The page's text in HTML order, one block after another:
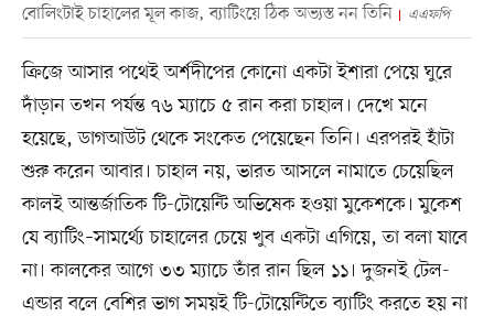
বোলিংটাই চাহালের মূল কাজ, ব্যাটিংয়ে ঠিক অভ্যস্ত নন তিনি এএফপি
ক্রিজে আসার পথেই অর্শদীপের কোনো একটা ইশারা পেয়ে ঘুরে
দাঁড়ান তখন পর্যন্ত ৭৬ ম্যাচে ৫ রান করা চাহাল। দেখে মনে
হয়েছে, ডাগআউট থেকে সংকেত পেয়েছেন তিনি। এরপরই হাঁটা
শুরু করেন আবার। চাহাল নয়, ভারত আসলে নামাতে চেয়েছিল
কালই আন্তর্জাতিক টি-টোয়েন্টি অভিষেক হওয়া মুকেশকে। মুকেশ
যে ব্যাটিং–সামর্থ্যে চাহালের চেয়ে খুব একটা এগিয়ে, তা বলা যাবে
না। কালকের আগে ৩৩ ম্যাচে তাঁর রান ছিল ১১। দুজনই টেল-
এন্ডার বলে বেশির ভাগ সময়ই টি-টোয়েন্টিতে ব্যাটিং করতে হয় না